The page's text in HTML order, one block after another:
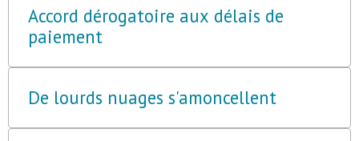
Accord dérogatoire aux délais de
paiement
De lourds nuages s'amoncellent